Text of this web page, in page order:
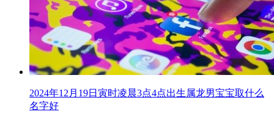
2024年12月19日寅时凌晨3点4点出生属龙男宝宝取什么
名字好